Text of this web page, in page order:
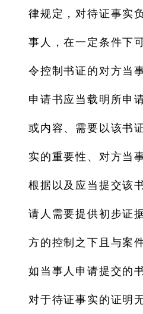
律规定，对待证事实
事人，在一定条件下
令控制书证的对方当
申请书应当载明所申
或内容、需要以该书
实的重要性、对方当
根据以及应当提交该
请人需要提供初步证
方的控制之下且与案
如当事人申请提交的
对于待证事实的证明